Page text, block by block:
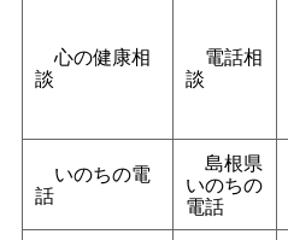
心の健康相
談
電話相
談
いのちの電
話
島根県
いのちの
電話